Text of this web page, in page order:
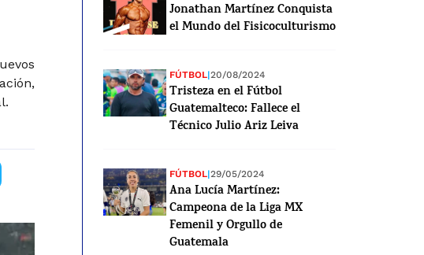
Jonathan Martínez Conquista
el Mundo del Fisicoculturismo
FÚTBOL|20/08/2024
Tristeza en el Fútbol
Guatemalteco: Fallece el
Técnico Julio Ariz Leiva
FÚTBOL|29/05/2024
Ana Lucía Martínez:
Campeona de la Liga MX
Femenil y Orgullo de
Guatemala